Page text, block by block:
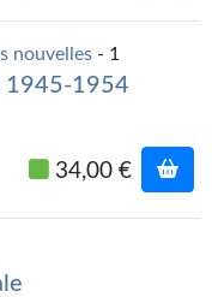
nouvelles - 1
1945-1954
34,00 €